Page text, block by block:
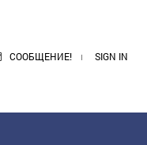
СООБЩЕНИЕ! SIGN IN